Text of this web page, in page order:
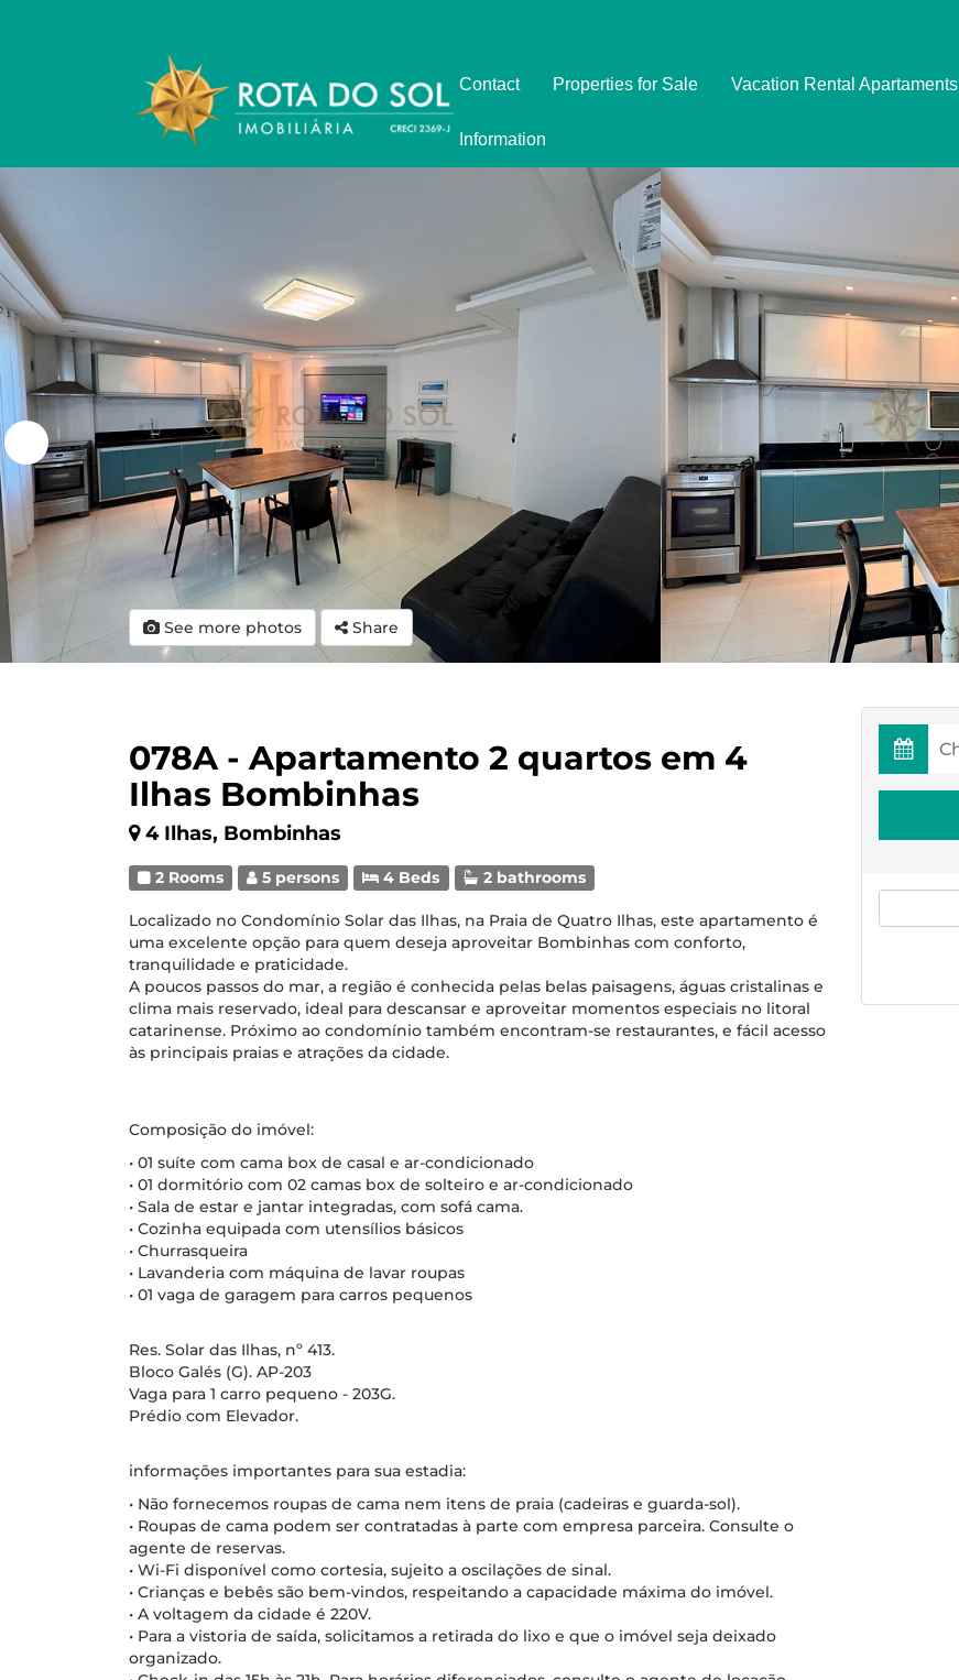
Contact Properties for Sale Vacation Rental Apartaments
Information
See more photos Share
078A - Apartamento 2 quartos em 4
Ilhas Bombinhas
4 Ilhas, Bombinhas
2 Rooms 5 persons 4 Beds 2 bathrooms
Localizado no Condomínio Solar das Ilhas, na Praia de Quatro Ilhas, este apartamento é
uma excelente opção para quem deseja aproveitar Bombinhas com conforto,
tranquilidade e praticidade.
A poucos passos do mar, a região é conhecida pelas belas paisagens, águas cristalinas e
clima mais reservado, ideal para descansar e aproveitar momentos especiais no litoral
catarinense. Próximo ao condomínio também encontram-se restaurantes, e fácil acesso
às principais praias e atrações da cidade.
Composição do imóvel:
• 01 suíte com cama box de casal e ar-condicionado
• 01 dormitório com 02 camas box de solteiro e ar-condicionado
• Sala de estar e jantar integradas, com sofá cama.
• Cozinha equipada com utensílios básicos
• Churrasqueira
• Lavanderia com máquina de lavar roupas
• 01 vaga de garagem para carros pequenos
Res. Solar das Ilhas, nº 413.
Bloco Galés (G). AP-203
Vaga para 1 carro pequeno - 203G.
Prédio com Elevador.
informações importantes para sua estadia:
• Não fornecemos roupas de cama nem itens de praia (cadeiras e guarda-sol).
• Roupas de cama podem ser contratadas à parte com empresa parceira. Consulte o
agente de reservas.
• Wi-Fi disponível como cortesia, sujeito a oscilações de sinal.
• Crianças e bebês são bem-vindos, respeitando a capacidade máxima do imóvel.
• A voltagem da cidade é 220V.
• Para a vistoria de saída, solicitamos a retirada do lixo e que o imóvel seja deixado
organizado.